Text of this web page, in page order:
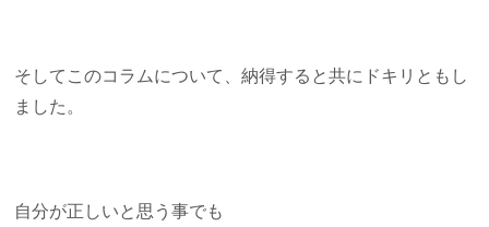
そしてこのコラムについて、納得すると共にドキリともし
ました。
自分が正しいと思う事でも